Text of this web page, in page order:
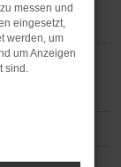
messen und
eingesetzt,
werden, um
um Anzeigen
sind.